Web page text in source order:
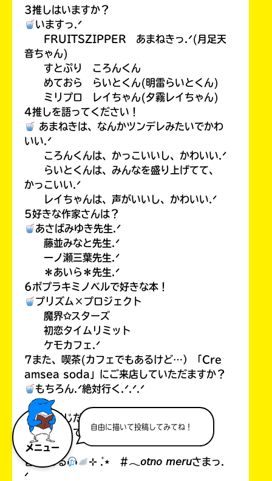
メニュー
自由に描いて投稿してみてね！
3推しはいますか？
いますっ.ᐟ
FRUITSZIPPER あまねきっ.ᐟ(月足天
音ちゃん)
すとぷり ころんくん
めておら らいとくん(明雷らいとくん)
ミリプロ レイちゃん(夕霧レイちゃん)
4推しを語ってください！
あまねきは、なんかツンデレみたいでかわ
いい.ᐟ
ころんくんは、かっこいいし、かわいい.ᐟ
らいとくんは、みんなを盛り上げてて、
かっこいい.ᐟ
レイちゃんは、声がいいし、かわいい.ᐟ
5好きな作家さんは？
あさばみゆき先生.ᐟ
藤並みなと先生.ᐟ
一ノ瀬三葉先生.ᐟ
＊あいら＊先生.ᐟ
6ポプラキミノベルで好きな本！
プリズム×プロジェクト
魔界✩スターズ
初恋タイムリミット
ケモカフェ.ᐟ
7また、喫茶(カフェでもあるけど…）「Cre
amsea soda」にご来店していただますか？
もちろん.ᐟ絶対行く.ᐟ.ᐟ.ᐟ
こんな感じだよっ.ᐟ
お返事待ってるよぉ.ᐟ.ᐟ.ᐟ
音乃 める
⊹ ̊.⋆ #𓂃𝘰𝘵𝘯𝘰 𝘮𝘦𝘳𝘶さまっ.
ᐟ